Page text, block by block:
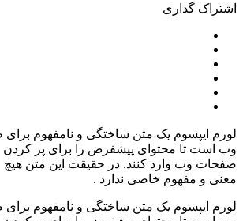
اشتراک ‌گذاری
لورم ایپسوم یک متن ساختگی و نامفهوم برای
وب است تا محتوای پیشفرض را برای پر کردن
صفحات وب وارد کنند. در حقیقت این متن هیچ
معنی و مفهوم خاصی ندارد .
لورم ایپسوم یک متن ساختگی و نامفهوم برای